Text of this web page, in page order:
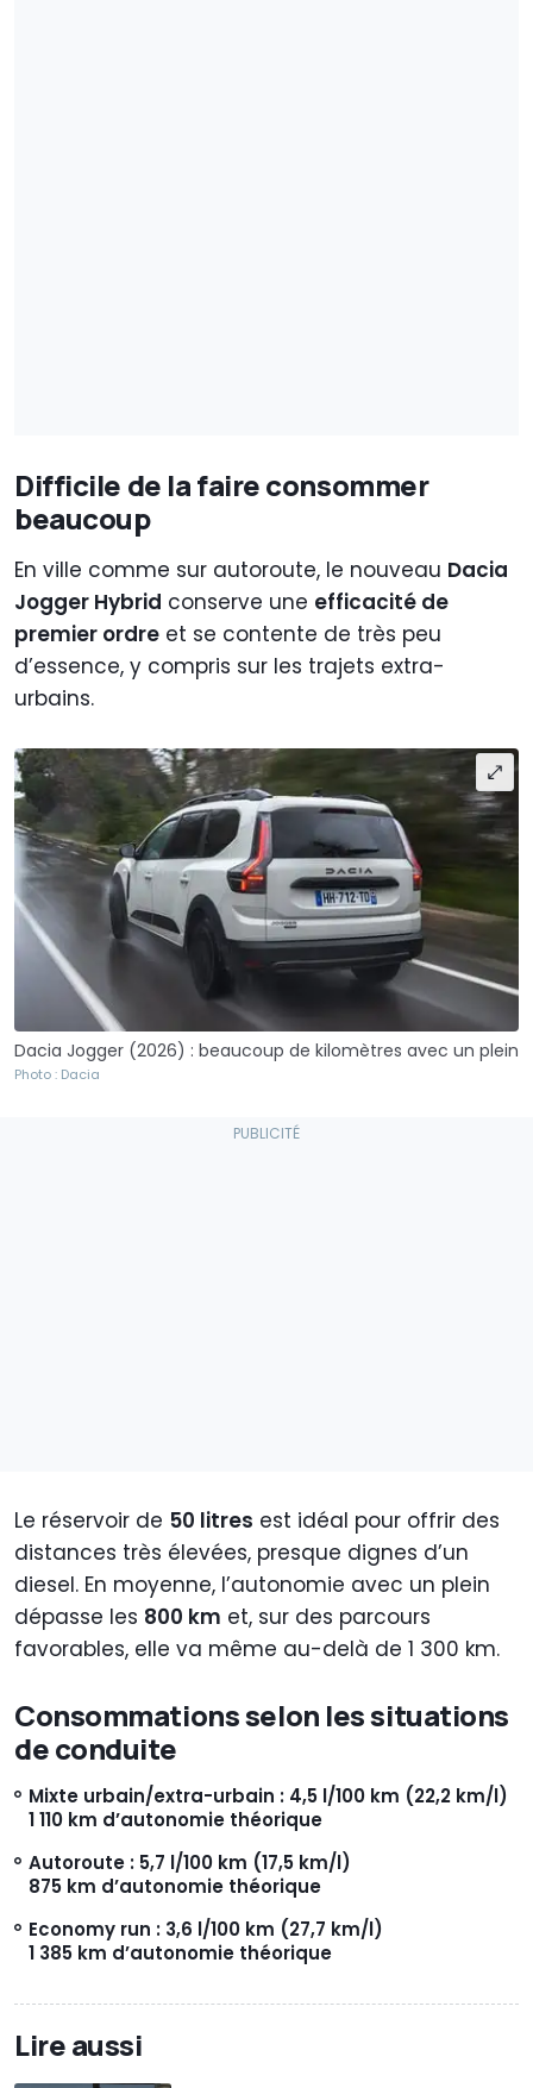
Difficile de la faire consommer
beaucoup
En ville comme sur autoroute, le nouveau Dacia
Jogger Hybrid conserve une efficacité de
premier ordre et se contente de très peu
d’essence, y compris sur les trajets extra-
urbains.
Dacia Jogger (2026) : beaucoup de kilomètres avec un plein
Photo : Dacia
Le réservoir de 50 litres est idéal pour offrir des
distances très élevées, presque dignes d’un
diesel. En moyenne, l’autonomie avec un plein
dépasse les 800 km et, sur des parcours
favorables, elle va même au-delà de 1 300 km.
Consommations selon les situations
de conduite
Mixte urbain/extra-urbain : 4,5 l/100 km (22,2 km/l)
1 110 km d’autonomie théorique
Autoroute : 5,7 l/100 km (17,5 km/l)
875 km d’autonomie théorique
Economy run : 3,6 l/100 km (27,7 km/l)
1 385 km d’autonomie théorique
Lire aussi